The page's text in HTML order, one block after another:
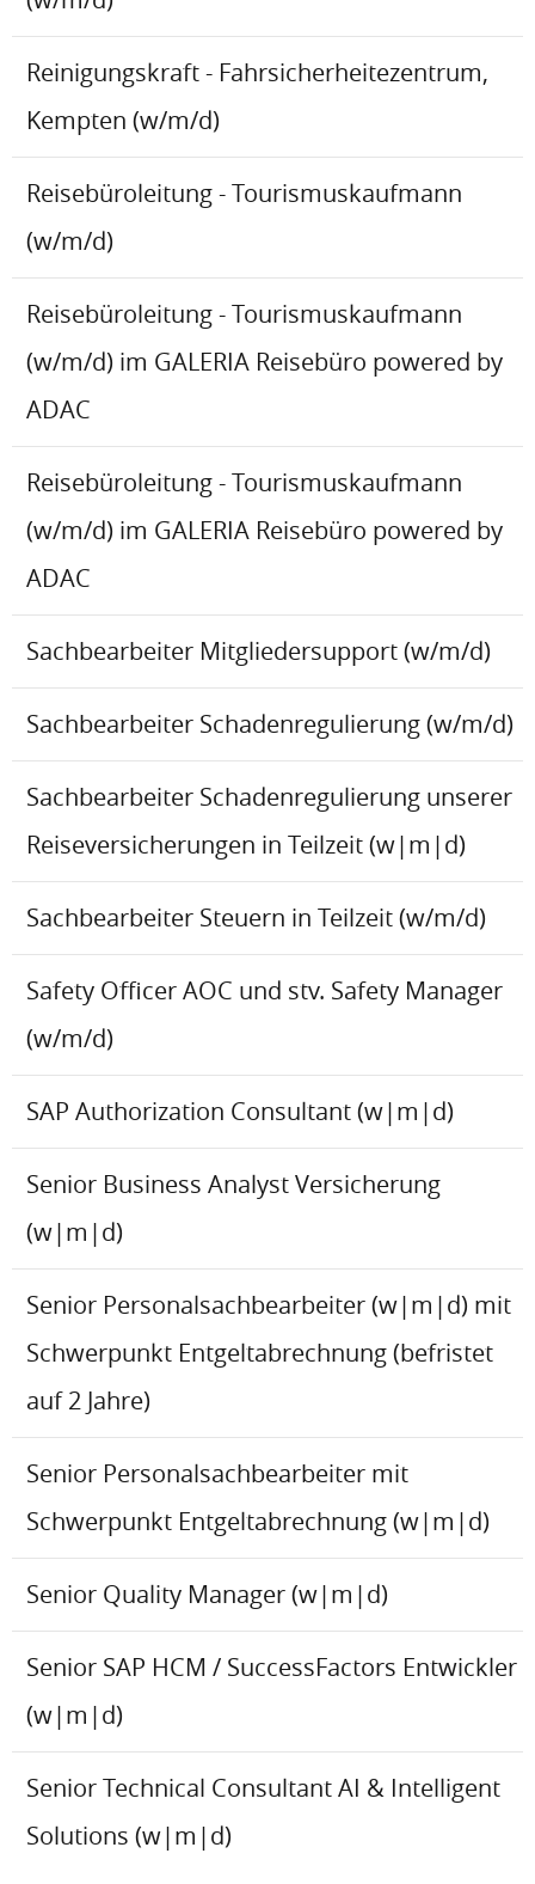
Reinigungskraft - Fahrsicherheitezentrum,
Kempten (w/m/d)
Reisebüroleitung - Tourismuskaufmann
(w/m/d)
Reisebüroleitung - Tourismuskaufmann
(w/m/d) im GALERIA Reisebüro powered by
ADAC
Reisebüroleitung - Tourismuskaufmann
(w/m/d) im GALERIA Reisebüro powered by
ADAC
Sachbearbeiter Mitgliedersupport (w/m/d)
Sachbearbeiter Schadenregulierung (w/m/d)
Sachbearbeiter Schadenregulierung unserer
Reiseversicherungen in Teilzeit (w|m|d)
Sachbearbeiter Steuern in Teilzeit (w/m/d)
Safety Officer AOC und stv. Safety Manager
(w/m/d)
SAP Authorization Consultant (w|m|d)
Senior Business Analyst Versicherung
(w|m|d)
Senior Personalsachbearbeiter (w|m|d) mit
Schwerpunkt Entgeltabrechnung (befristet
auf 2 Jahre)
Senior Personalsachbearbeiter mit
Schwerpunkt Entgeltabrechnung (w|m|d)
Senior Quality Manager (w|m|d)
Senior SAP HCM / SuccessFactors Entwickler
(w|m|d)
Senior Technical Consultant AI & Intelligent
Solutions (w|m|d)